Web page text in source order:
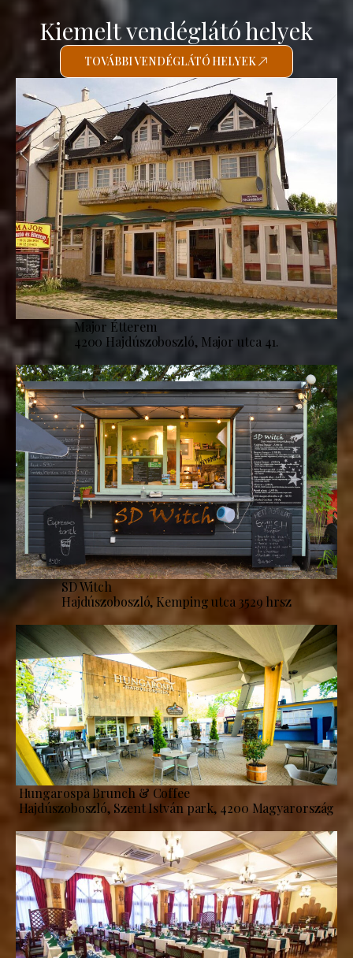
Kiemelt vendéglátó helyek
TOVÁBBI VENDÉGLÁTÓ HELYEK
Major Étterem
4200 Hajdúszoboszló, Major utca 41.
SD Witch
Hajdúszoboszló, Kemping utca 3529 hrsz
Hungarospa Brunch & Coffee
Hajdúszoboszló, Szent István park, 4200 Magyarország